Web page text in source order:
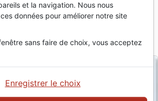
- Ps 121.3
et la navigation. Nous nous
données pour améliorer notre site
sans faire de choix, vous acceptez
Enregistrer le choix